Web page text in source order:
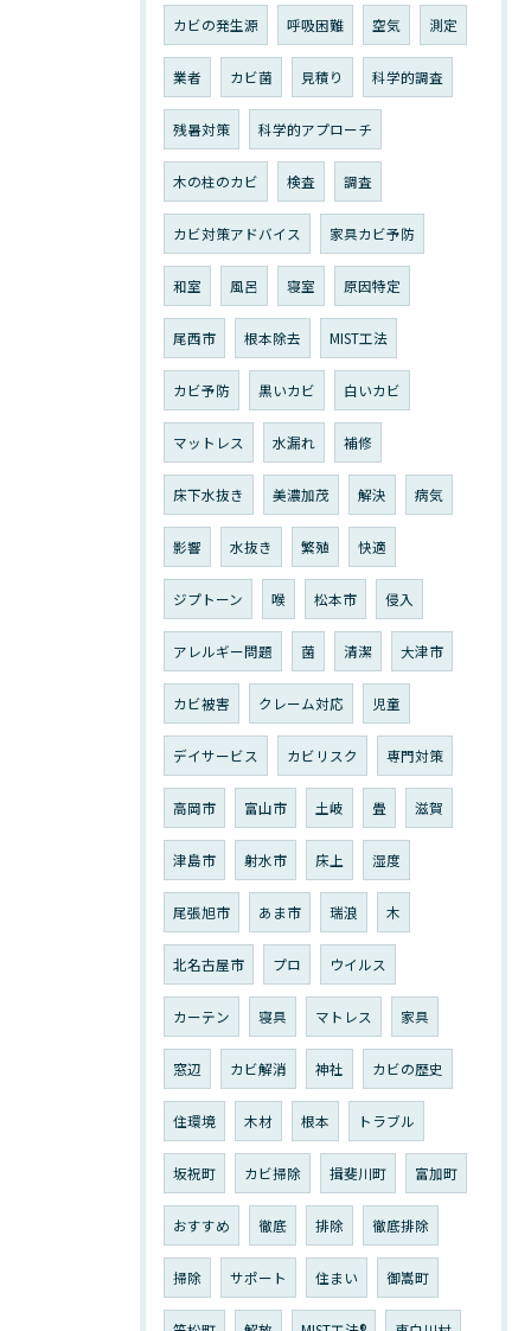
カビの発生源 呼吸困難 空気 測定
業者 カビ菌 見積り 科学的調査
残暑対策 科学的アプローチ
木の柱のカビ 検査 調査
カビ対策アドバイス 家具カビ予防
和室 風呂 寝室 原因特定
尾西市 根本除去 MIST工法
カビ予防 黒いカビ 白いカビ
マットレス 水漏れ 補修
床下水抜き 美濃加茂 解決 病気
影響 水抜き 繁殖 快適
ジプトーン 喉 松本市 侵入
アレルギー問題 菌 清潔 大津市
カビ被害 クレーム対応 児童
デイサービス カビリスク 専門対策
高岡市 富山市 土岐 畳 滋賀
津島市 射水市 床上 湿度
尾張旭市 あま市 瑞浪 木
北名古屋市 プロ ウイルス
カーテン 寝具 マトレス 家具
窓辺 カビ解消 神社 カビの歴史
住環境 木材 根本 トラブル
坂祝町 カビ掃除 揖斐川町 富加町
おすすめ 徹底 排除 徹底排除
掃除 サポート 住まい 御嵩町